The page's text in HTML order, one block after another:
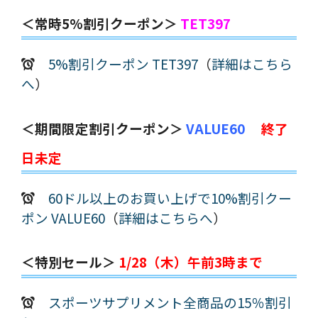
＜常時5%割引クーポン＞ TET397
5%割引クーポン TET397 （詳細はこちら
へ）
＜期間限定割引クーポン＞ VALUE60
終了
日未定
60ドル以上のお買い上げで10%割引クー
ポン VALUE60 （詳細はこちらへ）
＜特別セール＞ 1/28（木）午前3時まで
スポーツサプリメント全商品の15％割引